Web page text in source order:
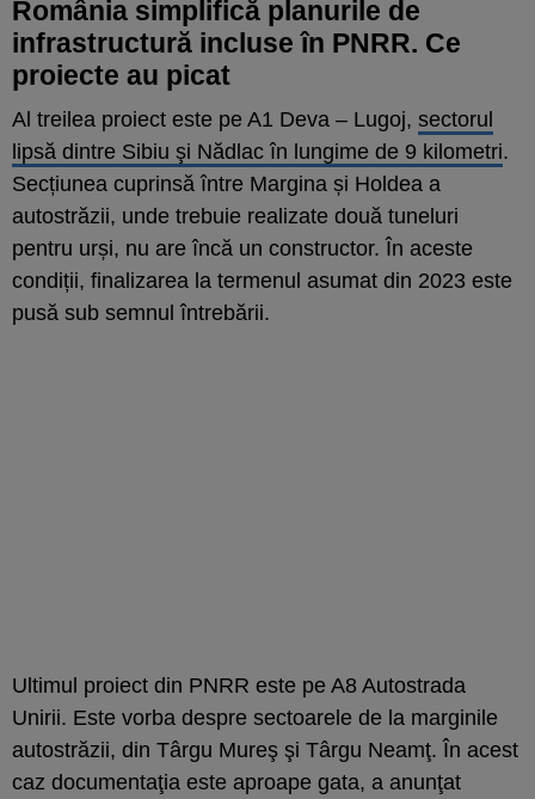
România simplifică planurile de
infrastructură incluse în PNRR. Ce
proiecte au picat
Al treilea proiect este pe A1 Deva – Lugoj, sectorul
lipsă dintre Sibiu şi Nădlac în lungime de 9 kilometri.
Secțiunea cuprinsă între Margina și Holdea a
autostrăzii, unde trebuie realizate două tuneluri
pentru urși, nu are încă un constructor. În aceste
condiții, finalizarea la termenul asumat din 2023 este
pusă sub semnul întrebării.
Ultimul proiect din PNRR este pe A8 Autostrada
Unirii. Este vorba despre sectoarele de la marginile
autostrăzii, din Târgu Mureş şi Târgu Neamţ. În acest
caz documentaţia este aproape gata, a anunţat